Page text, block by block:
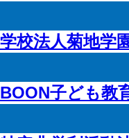
学校法人菊地学
BOON子ども教